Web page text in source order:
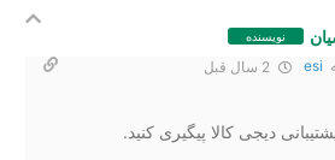
نویسنده
esi
دیجی کالا پیگیری کنید.